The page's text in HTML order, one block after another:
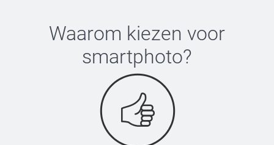
Waarom kiezen voor
smartphoto?